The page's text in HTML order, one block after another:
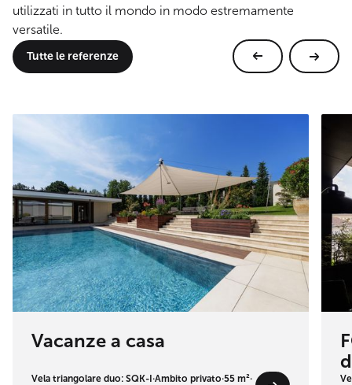
utilizzati in tutto il mondo in modo estremamente
versatile.
Tutte le referenze
Vacanze a casa
Vela triangolare duo: SQK-I·Ambito privato·55 m²·